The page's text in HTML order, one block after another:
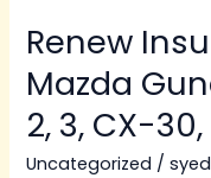
Renew
Mazda
2, 3, CX-
Uncategorized /